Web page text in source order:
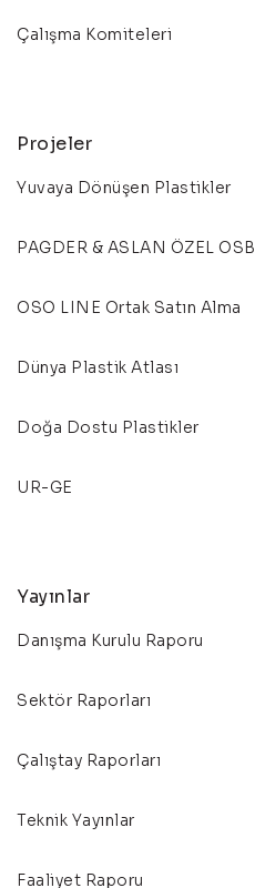
Çalışma Komiteleri
Projeler
Yuvaya Dönüşen Plastikler
PAGDER & ASLAN ÖZEL OSB
OSO LINE Ortak Satın Alma
Dünya Plastik Atlası
Doğa Dostu Plastikler
UR-GE
Yayınlar
Danışma Kurulu Raporu
Sektör Raporları
Çalıştay Raporları
Teknik Yayınlar
Faaliyet Raporu